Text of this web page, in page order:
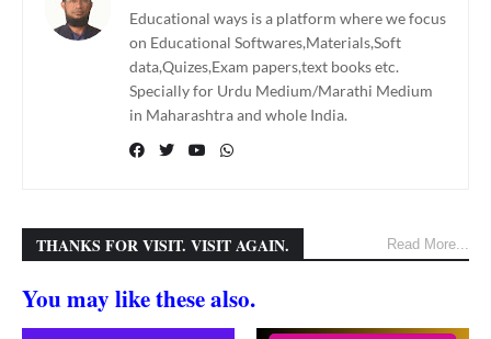
Educational ways is a platform where we focus
on Educational Softwares,Materials,Soft
data,Quizes,Exam papers,text books etc.
Specially for Urdu Medium/Marathi Medium
in Maharashtra and whole India.
THANKS FOR VISIT. VISIT AGAIN. Read More...
You may like these also.